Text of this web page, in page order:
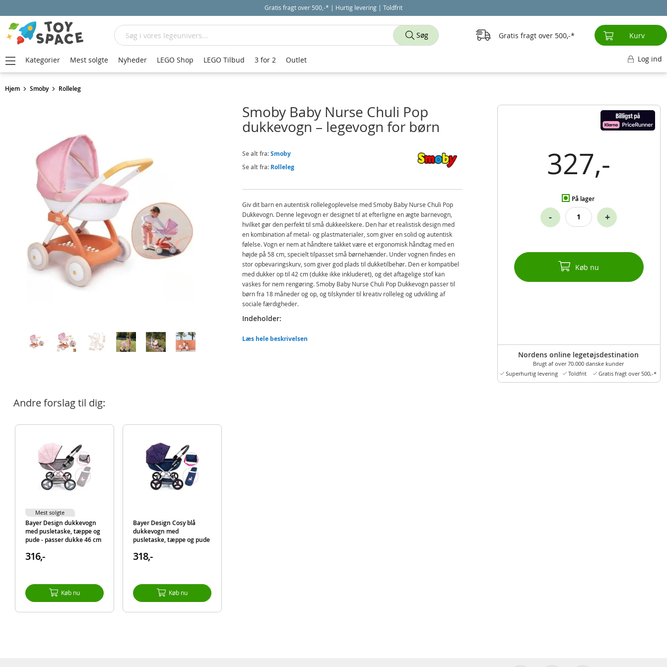
Gratis fragt over 500,-* | Hurtig levering | Toldfrit
Hjem Smoby Rolleleg
327,-
På lager
- +
Køb nu
Nordens online legetøjsdestination
Brugt af over 70.000 danske kunder
Superhurtig levering
Toldfrit Gratis fragt over 500,-*
Smoby Baby Nurse Chuli Pop
dukkevogn – legevogn for børn
Se alt fra:Smoby
Se alt fra: Rolleleg
Giv dit barn en autentisk rollelegoplevelse med Smoby Baby Nurse Chuli Pop
Dukkevogn. Denne legevogn er designet til at efterligne en ægte barnevogn,
hvilket gør den perfekt til små dukkeelskere. Den har et realistisk design med
en kombination af metal- og plastmaterialer, som giver en solid og autentisk
følelse. Vogn er nem at håndtere takket være et ergonomisk håndtag med en
højde på 58 cm, specielt tilpasset små børnehænder. Under vognen findes en
stor opbevaringskurv, som giver god plads til dukketilbehør. Den er kompatibel
med dukker op til 42 cm (dukke ikke inkluderet), og det aftagelige stof kan
vaskes for nem rengøring. Smoby Baby Nurse Chuli Pop Dukkevogn passer til
børn fra 18 måneder og op, og tilskynder til kreativ rolleleg og udvikling af
sociale færdigheder.
Indeholder:
Læs hele beskrivelsen
Andre forslag til dig:
Bayer Design dukkevogn
med pusletaske, tæppe og
pude - passer dukke 46 cm
316,-
Køb nu
Mest solgte
Bayer Design Cosy blå
dukkevogn med
pusletaske, tæppe og pude
318,-
Køb nu
Søg
Søg Gratis fragt over 500,- Kurv
Kategorier Mest solgte Nyheder LEGO Shop LEGO Tilbud 3 for 2 Outlet Log ind